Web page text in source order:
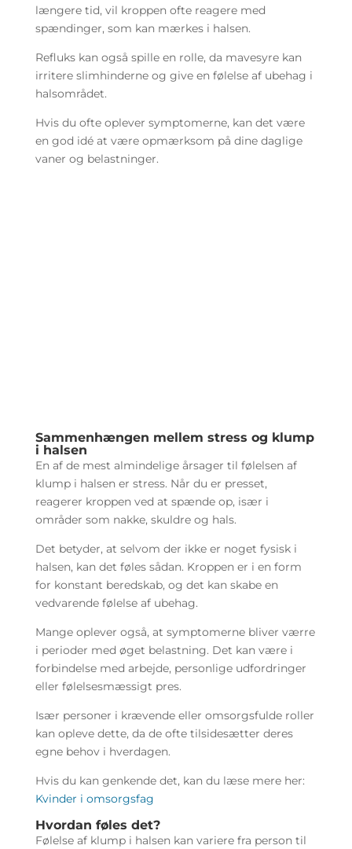
længere tid, vil kroppen ofte reagere med
spændinger, som kan mærkes i halsen.
Refluks kan også spille en rolle, da mavesyre kan
irritere slimhinderne og give en følelse af ubehag i
halsområdet.
Hvis du ofte oplever symptomerne, kan det være
en god idé at være opmærksom på dine daglige
vaner og belastninger.
Sammenhængen mellem stress og klump
i halsen
En af de mest almindelige årsager til følelsen af
klump i halsen er stress. Når du er presset,
reagerer kroppen ved at spænde op, især i
områder som nakke, skuldre og hals.
Det betyder, at selvom der ikke er noget fysisk i
halsen, kan det føles sådan. Kroppen er i en form
for konstant beredskab, og det kan skabe en
vedvarende følelse af ubehag.
Mange oplever også, at symptomerne bliver værre
i perioder med øget belastning. Det kan være i
forbindelse med arbejde, personlige udfordringer
eller følelsesmæssigt pres.
Især personer i krævende eller omsorgsfulde roller
kan opleve dette, da de ofte tilsidesætter deres
egne behov i hverdagen.
Hvis du kan genkende det, kan du læse mere her:
Kvinder i omsorgsfag
Hvordan føles det?
Følelse af klump i halsen kan variere fra person til